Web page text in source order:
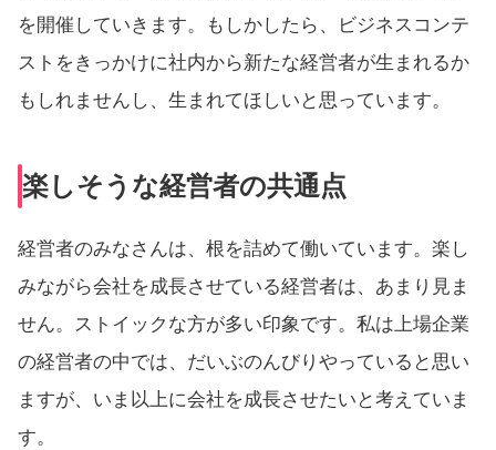
を開催していきます。もしかしたら、ビジネスコンテ
ストをきっかけに社内から新たな経営者が生まれるか
もしれませんし、生まれてほしいと思っています。
楽しそうな経営者の共通点
経営者のみなさんは、根を詰めて働いています。楽し
みながら会社を成長させている経営者は、あまり見ま
せん。ストイックな方が多い印象です。私は上場企業
の経営者の中では、だいぶのんびりやっていると思い
ますが、いま以上に会社を成長させたいと考えていま
す。